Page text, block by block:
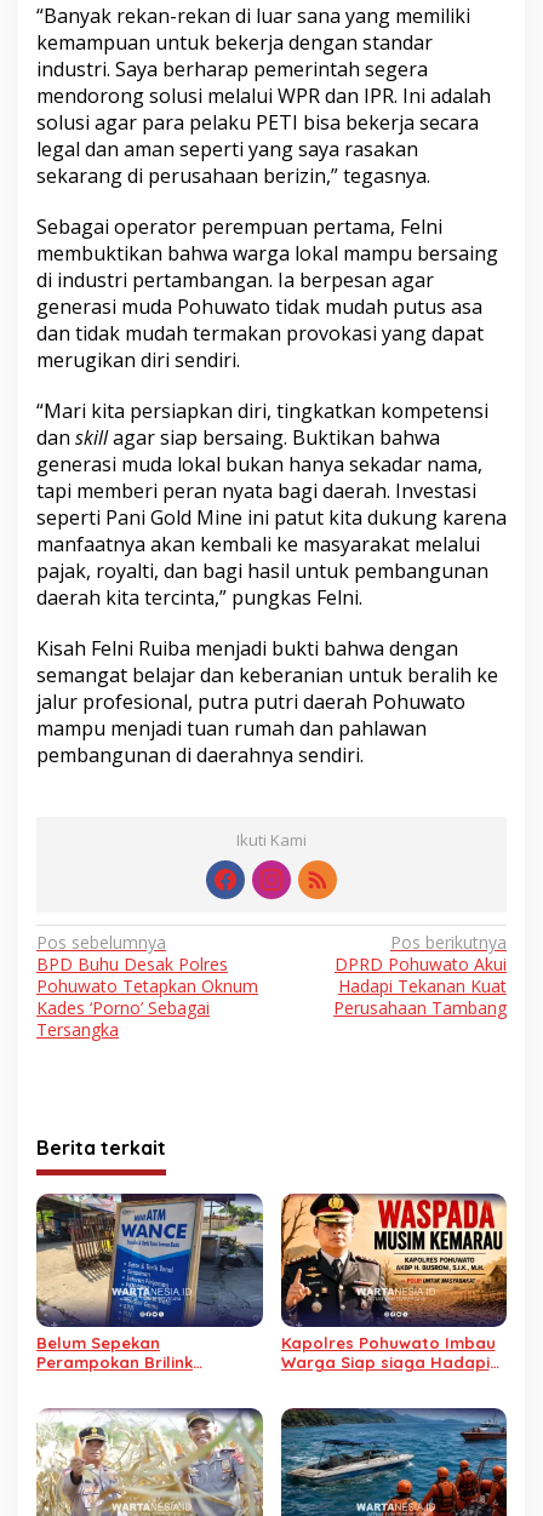
“Banyak rekan-rekan di luar sana yang memiliki
kemampuan untuk bekerja dengan standar
industri. Saya berharap pemerintah segera
mendorong solusi melalui WPR dan IPR. Ini adalah
solusi agar para pelaku PETI bisa bekerja secara
legal dan aman seperti yang saya rasakan
sekarang di perusahaan berizin,” tegasnya.
Sebagai operator perempuan pertama, Felni
membuktikan bahwa warga lokal mampu bersaing
di industri pertambangan. Ia berpesan agar
generasi muda Pohuwato tidak mudah putus asa
dan tidak mudah termakan provokasi yang dapat
merugikan diri sendiri.
“Mari kita persiapkan diri, tingkatkan kompetensi
dan skillagar siap bersaing. Buktikan bahwa
generasi muda lokal bukan hanya sekadar nama,
tapi memberi peran nyata bagi daerah. Investasi
seperti Pani Gold Mine ini patut kita dukung karena
manfaatnya akan kembali ke masyarakat melalui
pajak, royalti, dan bagi hasil untuk pembangunan
daerah kita tercinta,” pungkas Felni.
Kisah Felni Ruiba menjadi bukti bahwa dengan
semangat belajar dan keberanian untuk beralih ke
jalur profesional, putra putri daerah Pohuwato
mampu menjadi tuan rumah dan pahlawan
pembangunan di daerahnya sendiri.
Ikuti Kami
Navigasi
pos
Pos sebelumnya
BPD Buhu Desak Polres
Pohuwato Tetapkan Oknum
Kades ‘Porno’ Sebagai
Tersangka
Pos berikutnya
DPRD Pohuwato Akui
Hadapi Tekanan Kuat
Perusahaan Tambang
Berita terkait
Belum Sepekan
Perampokan Brilink
Rp40 Juta
Kapolres Pohuwato Imbau
Warga Siap siaga Hadapi